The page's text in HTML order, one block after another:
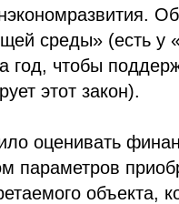
среды» (есть у
год, чтобы
этот закон).
оценивать
параметров
объекта,